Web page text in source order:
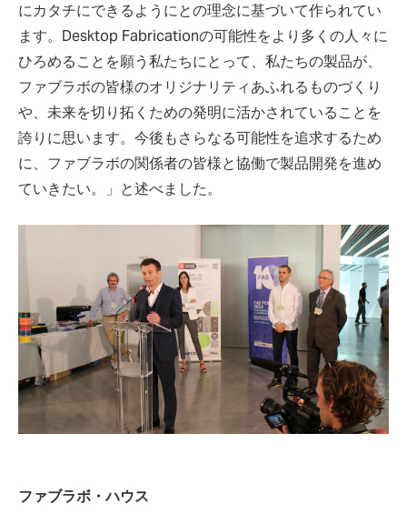
にカタチにできるようにとの理念に基づいて作られてい
ます。Desktop Fabricationの可能性をより多くの人々に
ひろめることを願う私たちにとって、私たちの製品が、
ファブラボの皆様のオリジナリティあふれるものづくり
や、未来を切り拓くための発明に活かされていることを
誇りに思います。今後もさらなる可能性を追求するため
に、ファブラボの関係者の皆様と協働で製品開発を進め
ていきたい。」と述べました。
ファブラボ・ハウス